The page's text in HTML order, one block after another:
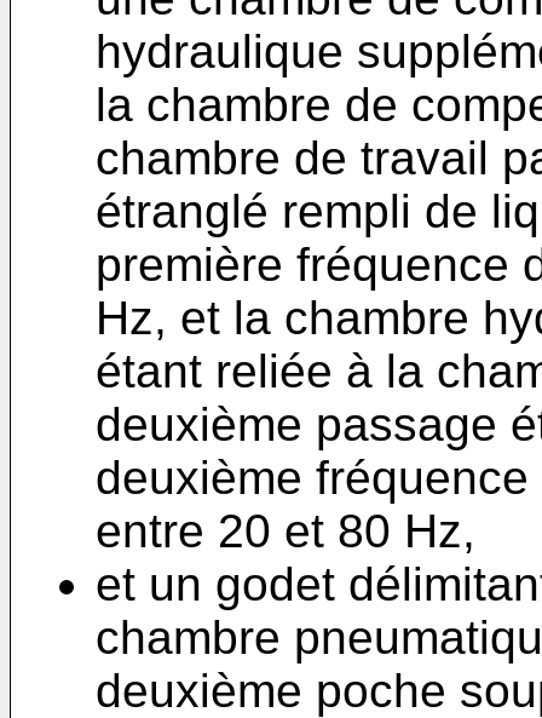
hydraulique
la chambre de
chambre de travail
étranglé rempli de
première fréquence
Hz, et la chambre
étant reliée à la
deuxième passage
deuxième
entre 20 et 80 Hz,
et un godet
chambre
deuxième poche